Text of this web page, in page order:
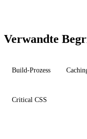
Verwandte
Build-Prozess
Critical CSS